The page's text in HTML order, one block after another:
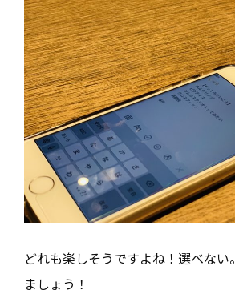
どれも楽しそうですよね！選べない
ましょう！